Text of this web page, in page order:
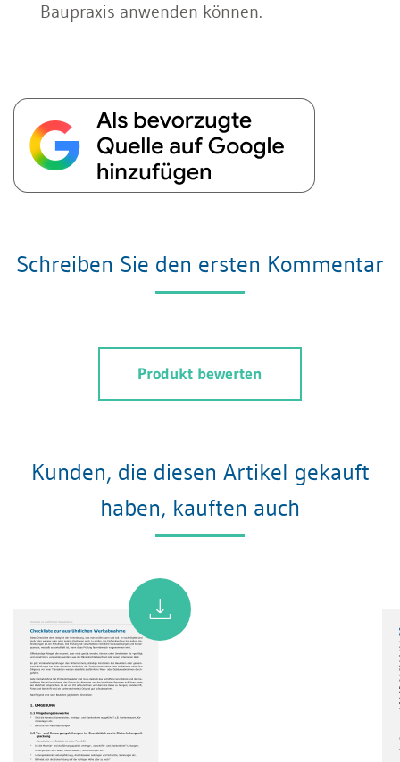
Baupraxis anwenden können.
Schreiben Sie den ersten Kommentar
Produkt bewerten
Kunden, die diesen Artikel gekauft
haben, kauften auch